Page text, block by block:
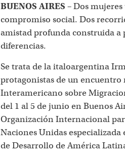
BUENOS AIRES –Dos
compromiso social. Dos
amistad profunda construida
diferencias.
Se trata de la italoargentina
protagonistas de un encuentro
Interamericano sobre
del 1 al 5 de junio en Buenos
Organización Internacional
Naciones Unidas
de Desarrollo de América